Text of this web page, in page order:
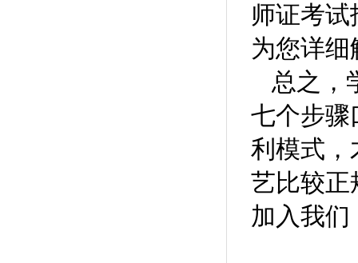
师证考
为您详细
总之，
七个步骤
利模式，
艺比较正
加入我